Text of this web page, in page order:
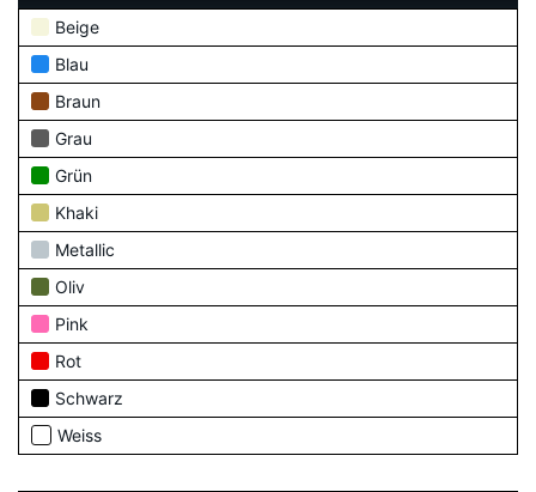
Beige
Blau
Braun
Grau
Grün
Khaki
Metallic
Oliv
Pink
Rot
Schwarz
Weiss